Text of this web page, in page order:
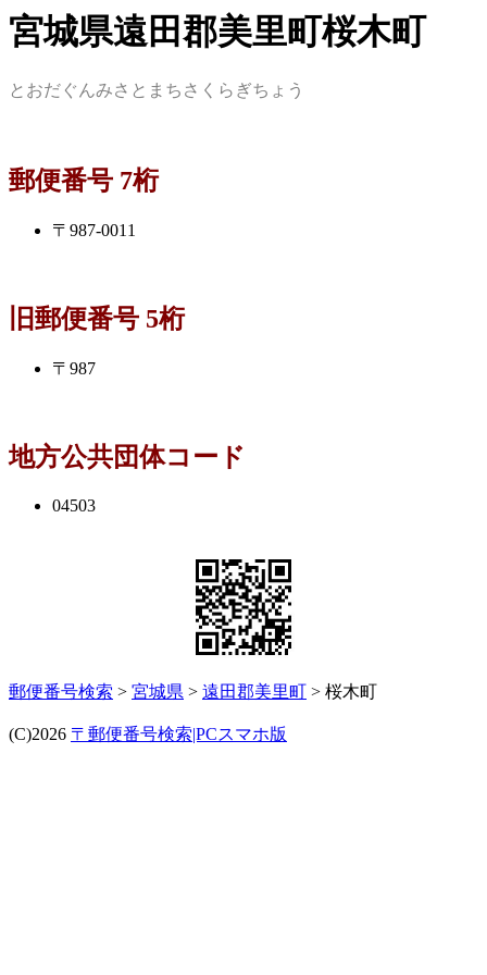
宮城県遠田郡美里町桜木町
とおだぐんみさとまちさくらぎちょう
郵便番号 7桁
〒987-0011
旧郵便番号 5桁
〒987
地方公共団体コード
04503
郵便番号検索 > 宮城県 > 遠田郡美里町 > 桜木町
(C)2026 〒郵便番号検索|PCスマホ版